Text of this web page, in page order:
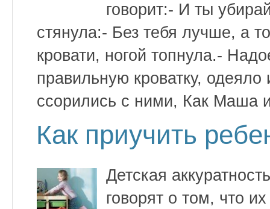
говорит:- И ты
стянула:- Без тебя лучше, а
кровати, ногой топнула.-
правильную кроватку,
ссорились с ними, Как Маша
Как приучить
Детская
говорят о том, что